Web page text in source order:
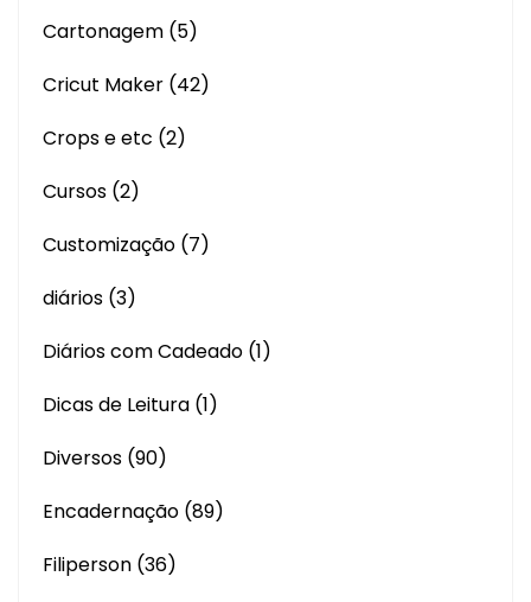
Cartonagem (5)
Cricut Maker (42)
Crops e etc (2)
Cursos (2)
Customização (7)
diários (3)
Diários com Cadeado (1)
Dicas de Leitura (1)
Diversos (90)
Encadernação (89)
Filiperson (36)